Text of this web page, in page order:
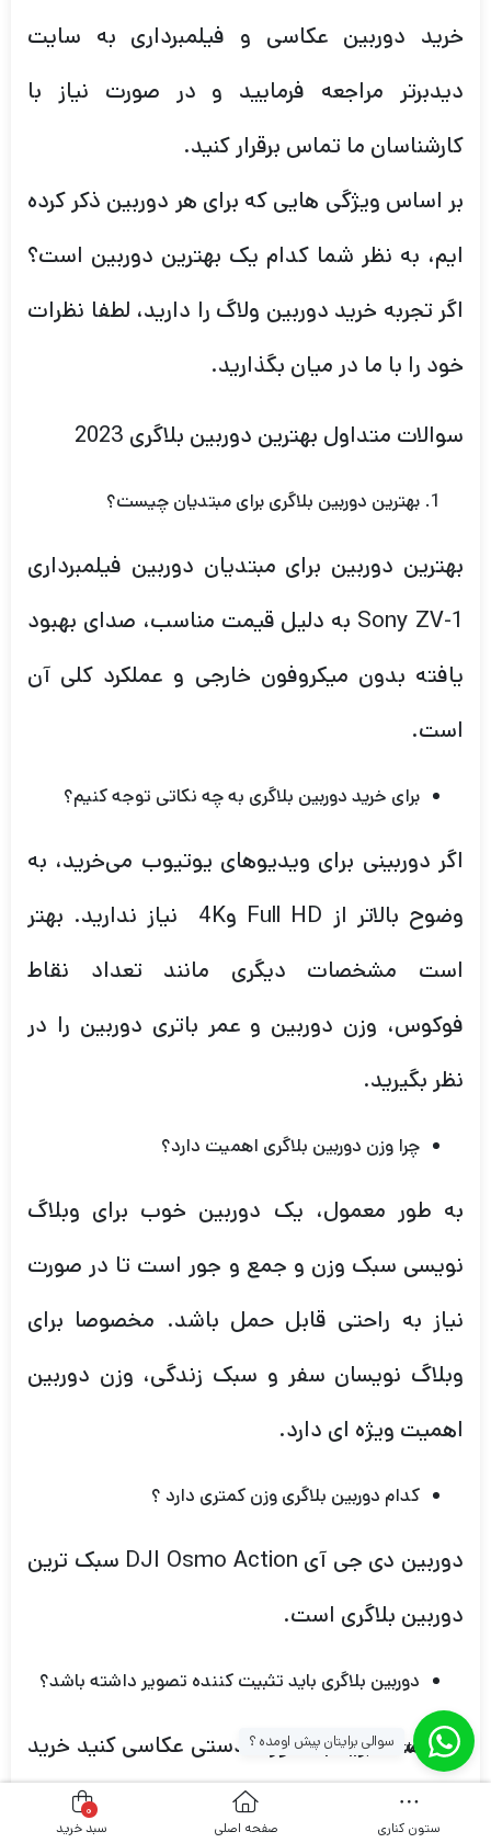
خرید دوربین عکاسی و فیلمبرداری به سایت
دیدبرتر مراجعه فرمایید و در صورت نیاز با
کارشناسان ما تماس برقرار کنید.
بر اساس ویژگی هایی که برای هر دوربین ذکر کرده
ایم، به نظر شما کدام یک بهترین دوربین است؟
اگر تجربه خرید دوربین ولاگ را دارید، لطفا نظرات
خود را با ما در میان بگذارید.
سوالات متداول بهترین دوربین بلاگری 2023
بهترین دوربین بلاگری برای مبتدیان چیست؟
بهترین دوربین برای مبتدیان دوربین فیلمبرداری
Sony ZV-1 به دلیل قیمت مناسب، صدای بهبود
یافته بدون میکروفون خارجی و عملکرد کلی آن
است.
برای خرید دوربین بلاگری به چه نکاتی توجه کنیم؟
اگر دوربینی برای ویدیوهای یوتیوب می‌خرید، به
وضوح بالاتر از Full HD و4K نیاز ندارید. بهتر
است مشخصات دیگری مانند تعداد نقاط
فوکوس، وزن دوربین و عمر باتری دوربین را در
نظر بگیرید.
چرا وزن دوربین بلاگری اهمیت دارد؟
به طور معمول، یک دوربین خوب برای وبلاگ
نویسی سبک وزن و جمع و جور است تا در صورت
نیاز به راحتی قابل حمل باشد. مخصوصا برای
وبلاگ نویسان سفر و سبک زندگی، وزن دوربین
اهمیت ویژه ای دارد.
کدام دوربین بلاگری وزن کمتری دارد ؟
دوربین دی جی آی DJI Osmo Action سبک ترین
دوربین بلاگری است.
دوربین بلاگری باید تثبیت کننده تصویر داشته باشد؟
اگر قصد دارید به صورت دستی عکاسی کنید خرید
دوربین عکاسی با لرزشگیر داخلی یک مزیت بزرگ
[whatsapp_buttons] سوالی برایتان پیش اومده ؟
ستون کناری صفحه اصلی
0
سبد خرید